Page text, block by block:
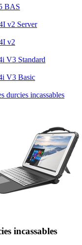
BAS
v2 Server
v2
V3 Standard
V3 Basic
incassables